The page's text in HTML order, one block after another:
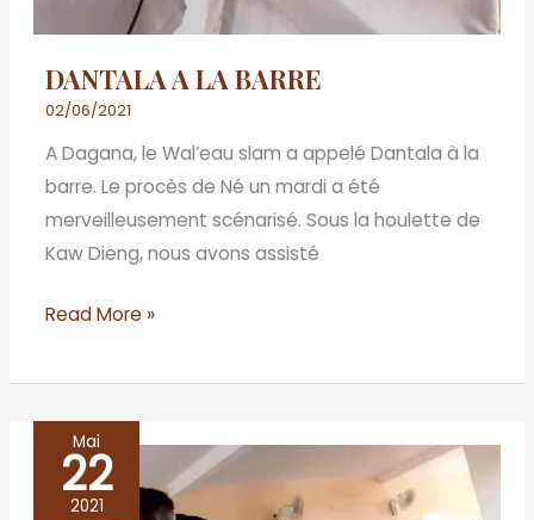
DANTALA A LA BARRE
02/06/2021
A Dagana, le Wal’eau slam a appelé Dantala à la
barre. Le procès de Né un mardi a été
merveilleusement scénarisé. Sous la houlette de
Kaw Dieng, nous avons assisté
Read More »
Mai
22
2021
Marsassoum,